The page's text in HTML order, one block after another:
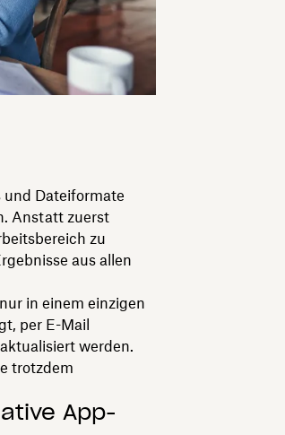
und Dateiformate
Anstatt zuerst
zu
aus allen
in einem einzigen
per E-Mail
werden.
trotzdem
App-